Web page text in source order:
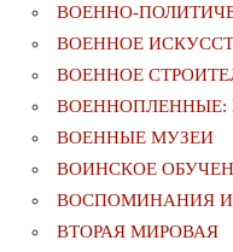
ВОЕННО-
ВОЕННОЕ
ВОЕННОЕ
ВОЕННОПЛЕННЫЕ:
ВОЕННЫЕ МУЗЕИ
ВОИНСКОЕ
ВОСПОМИНАНИЯ И
ВТОРАЯ МИРОВАЯ